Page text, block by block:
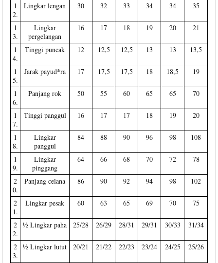
1
2.
Lingkar lengan 30 32 33 34 34 35
1
3.
Lingkar
pergelangan
16 17 18 19 20 21
1
4.
Tinggi puncak 12 12,5 12,5 13 13 13,5
1
5.
Jarak payud*ra 17 17,5 17,5 18 18,5 19
1
6.
Panjang rok 50 55 60 65 65 70
1
7.
Tinggi panggul 16 17 17 18 19 20
1
8.
Lingkar
panggul
84 88 90 96 98 108
1
9.
Lingkar
pinggang
64 66 68 70 72 78
2
0.
Panjang celana 86 90 92 94 98 102
2
1.
Lingkar pesak 60 63 65 69 70 75
2
2.
½ Lingkar paha 25/28 26/29 28/31 29/31 30/33 31/34
2
3.
½ Lingkar lutut 20/21 21/22 22/23 23/24 24/25 25/26